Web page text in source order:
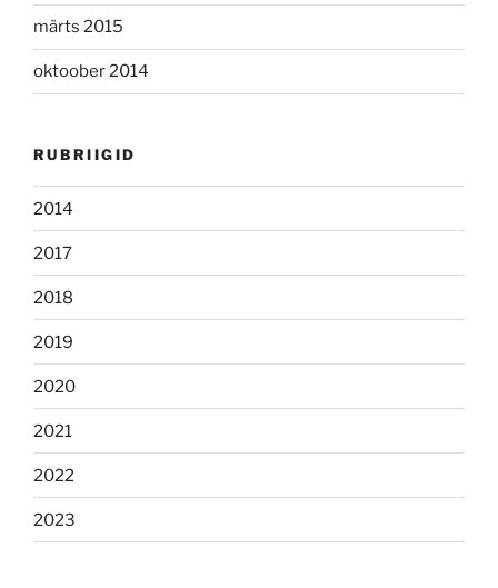
märts 2015
oktoober 2014
RUBRIIGID
2014
2017
2018
2019
2020
2021
2022
2023